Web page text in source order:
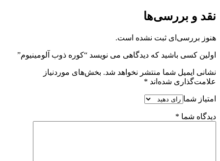
نقد و بررسی‌ها
هنوز بررسی‌ای ثبت نشده است.
اولین کسی باشید که دیدگاهی می نویسد “کوره ذوب آلومینیوم”
نشانی ایمیل شما منتشر نخواهد شد. بخش‌های موردنیاز
علامت‌گذاری شده‌اند *
امتیاز شما
دیدگاه شما *